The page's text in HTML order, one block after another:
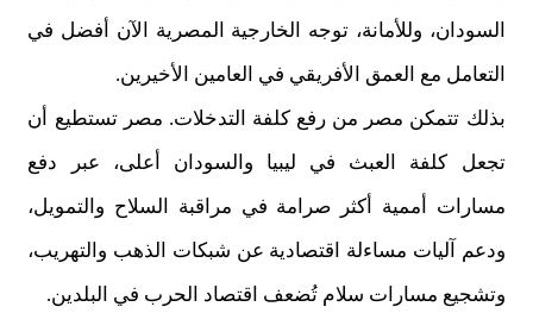
السودان، وللأمانة، توجه الخارجية المصرية الآن أفضل في
التعامل مع العمق الأفريقي في العامين الأخيرين.
بذلك تتمكن مصر من رفع كلفة التدخلات. مصر تستطيع أن
تجعل كلفة العبث في ليبيا والسودان أعلى، عبر دفع
مسارات أممية أكثر صرامة في مراقبة السلاح والتمويل،
ودعم آليات مساءلة اقتصادية عن شبكات الذهب والتهريب،
وتشجيع مسارات سلام تُضعف اقتصاد الحرب في البلدين.